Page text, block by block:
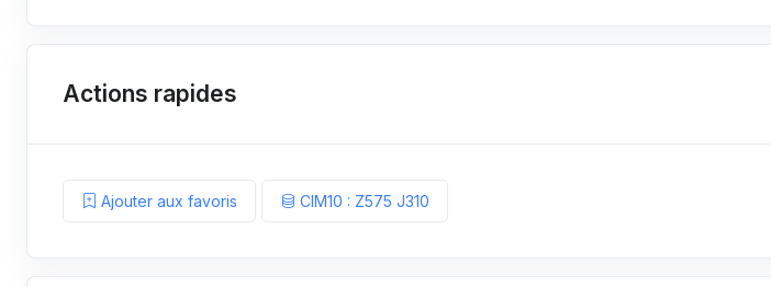
Actions rapides
Ajouter aux favoris CIM10 : Z575 J310